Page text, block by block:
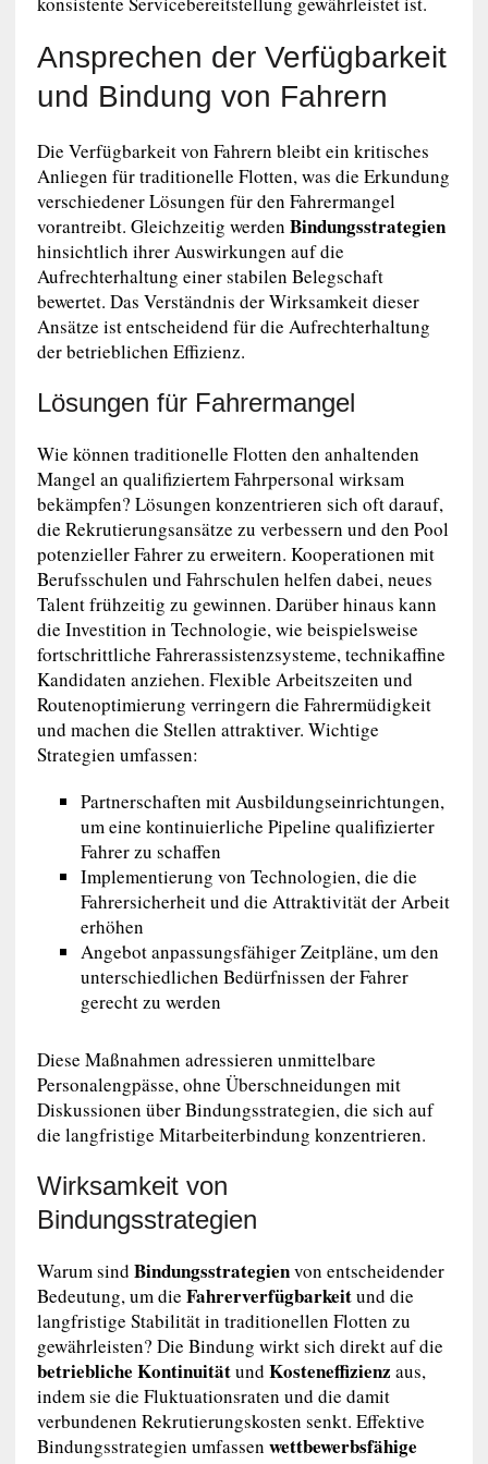
Ansprechen der Verfügbarkeit
und Bindung von Fahrern
Die Verfügbarkeit von Fahrern bleibt ein kritisches
Anliegen für traditionelle Flotten, was die Erkundung
verschiedener Lösungen für den Fahrermangel
vorantreibt. Gleichzeitig werden Bindungsstrategien
hinsichtlich ihrer Auswirkungen auf die
Aufrechterhaltung einer stabilen Belegschaft
bewertet. Das Verständnis der Wirksamkeit dieser
Ansätze ist entscheidend für die Aufrechterhaltung
der betrieblichen Effizienz.
Lösungen für Fahrermangel
Wie können traditionelle Flotten den anhaltenden
Mangel an qualifiziertem Fahrpersonal wirksam
bekämpfen? Lösungen konzentrieren sich oft darauf,
die Rekrutierungsansätze zu verbessern und den Pool
potenzieller Fahrer zu erweitern. Kooperationen mit
Berufsschulen und Fahrschulen helfen dabei, neues
Talent frühzeitig zu gewinnen. Darüber hinaus kann
die Investition in Technologie, wie beispielsweise
fortschrittliche Fahrerassistenzsysteme, technikaffine
Kandidaten anziehen. Flexible Arbeitszeiten und
Routenoptimierung verringern die Fahrermüdigkeit
und machen die Stellen attraktiver. Wichtige
Strategien umfassen:
Partnerschaften mit Ausbildungseinrichtungen,
um eine kontinuierliche Pipeline qualifizierter
Fahrer zu schaffen
Implementierung von Technologien, die die
Fahrersicherheit und die Attraktivität der Arbeit
erhöhen
Angebot anpassungsfähiger Zeitpläne, um den
unterschiedlichen Bedürfnissen der Fahrer
gerecht zu werden
Diese Maßnahmen adressieren unmittelbare
Personalengpässe, ohne Überschneidungen mit
Diskussionen über Bindungsstrategien, die sich auf
die langfristige Mitarbeiterbindung konzentrieren.
Wirksamkeit von
Bindungsstrategien
Warum sind Bindungsstrategienvon entscheidender
Bedeutung, um die Fahrerverfügbarkeitund die
langfristige Stabilität in traditionellen Flotten zu
gewährleisten? Die Bindung wirkt sich direkt auf die
betriebliche Kontinuitätund Kosteneffizienz aus,
indem sie die Fluktuationsraten und die damit
verbundenen Rekrutierungskosten senkt. Effektive
Bindungsstrategien umfassen wettbewerbsfähige